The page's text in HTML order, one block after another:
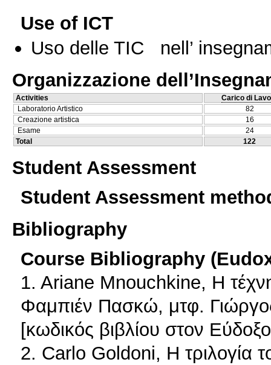
Use of ICT
Uso delle TIC nell’
Organizzazione
Activities
Carico di
Laboratorio Artistico
82
Creazione artistica
16
Esame
24
Total
122
Student Assessment
Student Assessment
Bibliography
Course Bibliography
1. Ariane Mnouchkine, Η
Φαμπιέν Πασκώ, μτφ.
[κωδικός βιβλίου στον
2. Carlo Goldoni, Η τριλογία